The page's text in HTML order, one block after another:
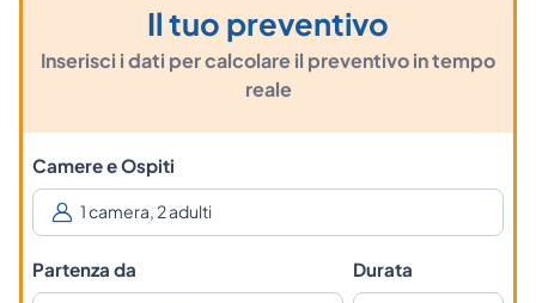
Il tuo preventivo
Inserisci i dati per calcolare il preventivo in tempo
reale
Camere e Ospiti
Partenza da Durata